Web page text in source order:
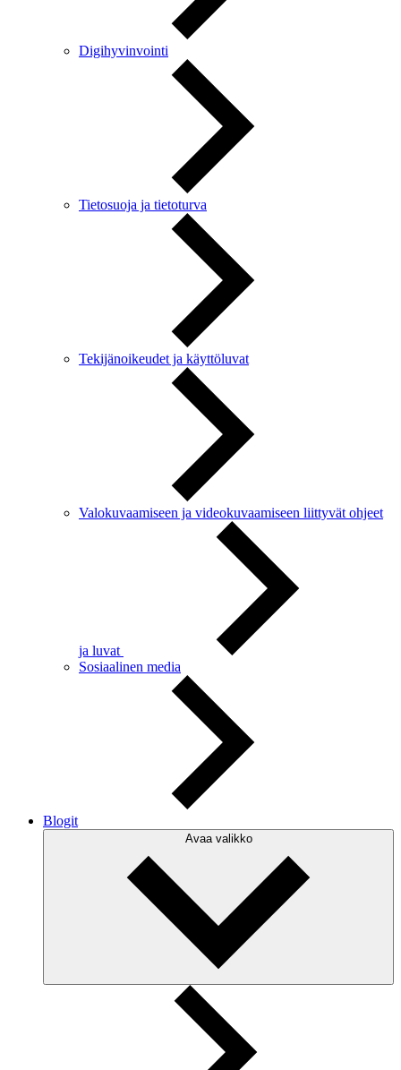
Digihyvinvointi
Tietosuoja ja tietoturva
Tekijänoikeudet ja käyttöluvat
Valokuvaamiseen ja videokuvaamiseen liittyvät ohjeet
ja luvat
Sosiaalinen media
Blogit
Avaa valikko